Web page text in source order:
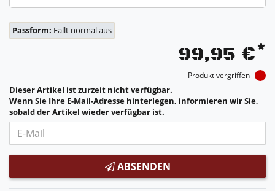
Passform: Fällt normal aus
99,95 €*
Produkt vergriffen
Dieser Artikel ist zurzeit nicht verfügbar.
Wenn Sie Ihre E-Mail-Adresse hinterlegen, informieren wir Sie,
sobald der Artikel wieder verfügbar ist.
ABSENDEN